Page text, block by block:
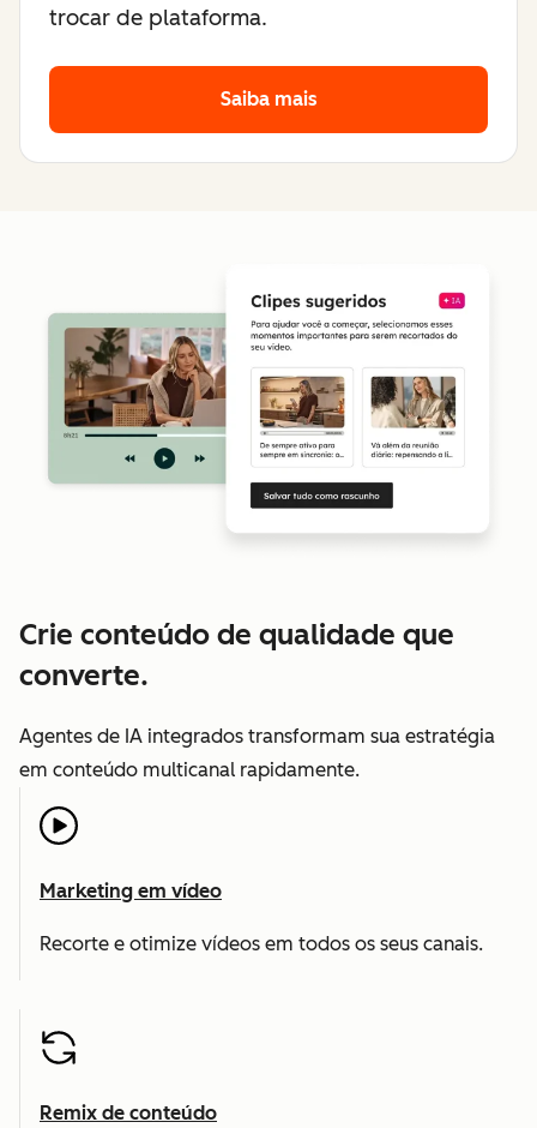
trocar de plataforma.
Saiba mais
Crie conteúdo de qualidade que
converte.
Agentes de IA integrados transformam sua estratégia
em conteúdo multicanal rapidamente.
Marketing em vídeo
Recorte e otimize vídeos em todos os seus canais.
Remix de conteúdo